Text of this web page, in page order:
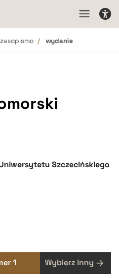
wydanie
Szczecińskiego
1 Wybierz inny